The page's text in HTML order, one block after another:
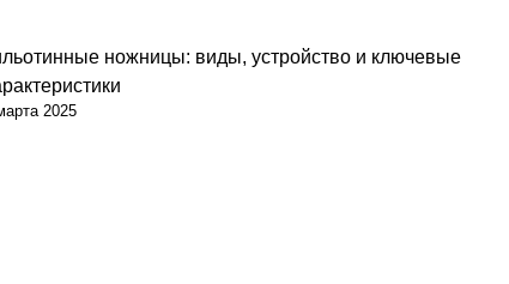
Советы
ножницы: виды, устройство и ключевые
2025